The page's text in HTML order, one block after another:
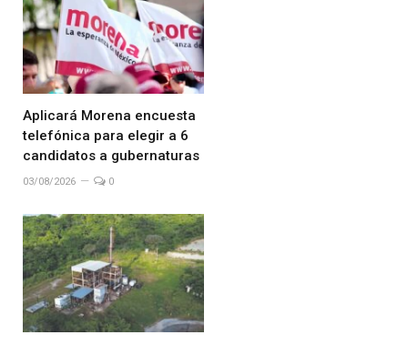
Aplicará Morena encuesta
telefónica para elegir a 6
candidatos a gubernaturas
03/08/2026 0